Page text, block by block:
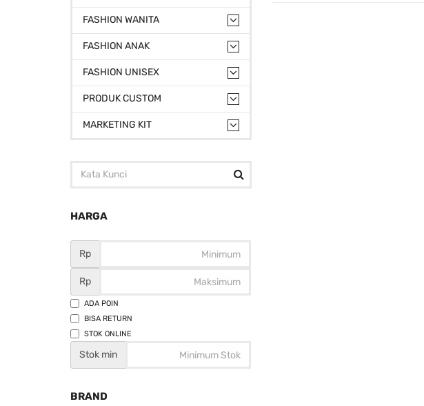
FASHION WANITA
FASHION ANAK
FASHION UNISEX
PRODUK CUSTOM
MARKETING KIT
HARGA
Rp
Rp
ADA POIN
BISA RETURN
STOK ONLINE
Stok min
BRAND